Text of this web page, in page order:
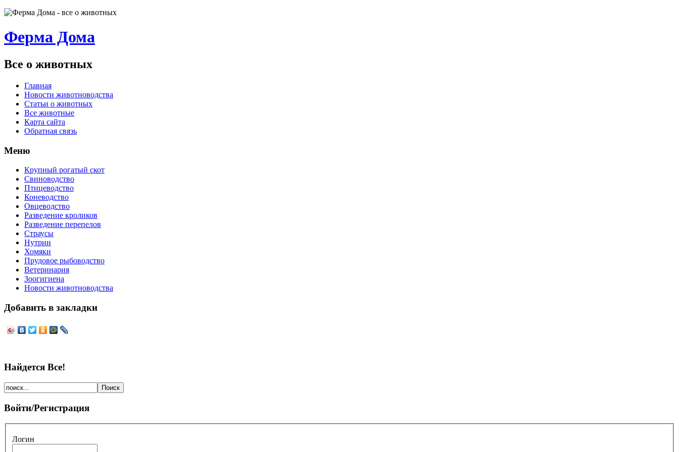
Ферма Дома
Все о животных
Главная
Новости животноводства
Статьи о животных
Все животные
Карта сайта
Обратная связь
Меню
Крупный рогатый скот
Свиноводство
Птицеводство
Коневодство
Овцеводство
Разведение кроликов
Разведение перепелов
Страусы
Нутрии
Хомяки
Прудовое рыбоводство
Ветеринария
Зоогигиена
Новости животноводства
Добавить в закладки
Найдется Все!
Войти/Регистрация
Логин